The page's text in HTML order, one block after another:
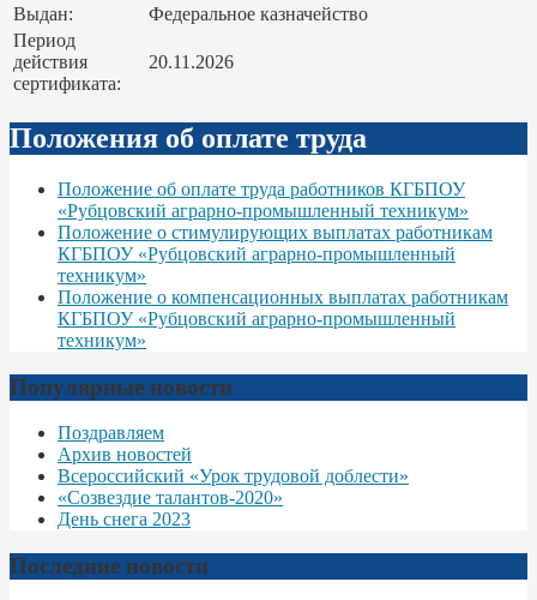
Выдан:
Федеральное казначейство
Период
действия
сертификата:
20.11.2026
Положения об оплате труда
Положение об оплате труда работников КГБПОУ
«Рубцовский аграрно-промышленный техникум»
Положение о стимулирующих выплатах работникам
КГБПОУ «Рубцовский аграрно-промышленный
техникум»
Положение о компенсационных выплатах работникам
КГБПОУ «Рубцовский аграрно-промышленный
техникум»
Популярные новости
Поздравляем
Архив новостей
Всероссийский «Урок трудовой доблести»
«Созвездие талантов-2020»
День снега 2023
Последние новости